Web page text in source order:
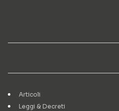
Articoli
Leggi & Decreti